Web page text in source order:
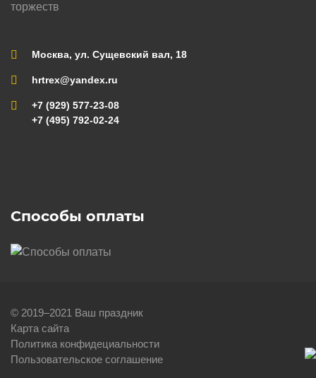
торжеств
Москва, ул. Сущевский вал, 18
hrtrex@yandex.ru
+7 (929) 577-23-08
+7 (495) 792-02-24
Способы оплаты
© 2019–2021 Ваш праздник
Карта сайта
Политика конфидециальности
Пользовательское соглашение